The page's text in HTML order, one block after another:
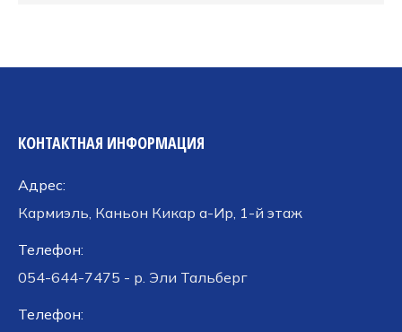
КОНТАКТНАЯ ИНФОРМАЦИЯ
Адрес:
Кармиэль, Каньон Кикар а-Ир, 1-й этаж
Телефон:
054-644-7475 - р. Эли Тальберг
Телефон: